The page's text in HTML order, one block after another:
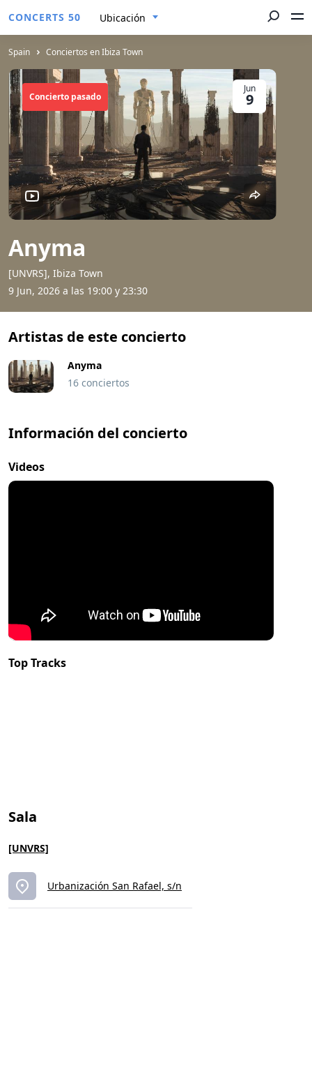
CONCERTS 50 Ubicación
Spain Conciertos en Ibiza Town
Anyma
9 Jun, 2026 a las 19:00 y 23:30
[UNVRS], Ibiza Town
Jun
9
Concierto pasado
Artistas de este concierto
Anyma
16 conciertos
Información del concierto
Videos
Top Tracks
Sala
[UNVRS]
Urbanización San Rafael, s/n